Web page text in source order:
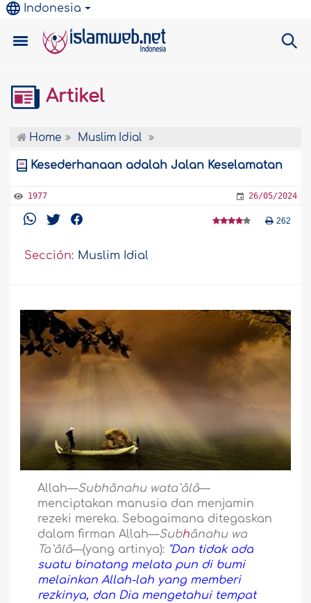
Indonesia
Artikel
Home Muslim Idial
Kesederhanaan adalah Jalan Keselamatan
1977 26/05/2024
262
Sección: Muslim Idial
Allah—Subhânahu wata`âlâ—
menciptakan manusia dan menjamin
rezeki mereka. Sebagaimana ditegaskan
dalam firman Allah—Subhânahu wa
Ta`âlâ—(yang artinya): "Dan tidak ada
suatu binatang melata pun di bumi
melainkan Allah-lah yang memberi
rezkinya, dan Dia mengetahui tempat